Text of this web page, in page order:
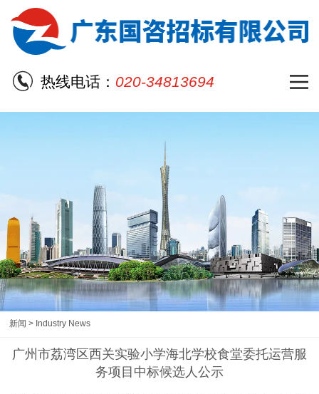
热线电话： 020-34813694
新闻 > Industry News
广州市荔湾区西关实验小学海北学校食堂委托运营服
务项目中标候选人公示